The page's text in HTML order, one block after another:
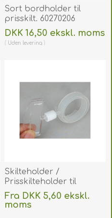
Sort bordholder til
prisskilt. 60270206
DKK 16,50 ekskl. moms
Uden levering
Skilteholder /
Prisskilteholder til
flaske/rør 50 mm.
60270158
Fra DKK 5,60 ekskl.
moms